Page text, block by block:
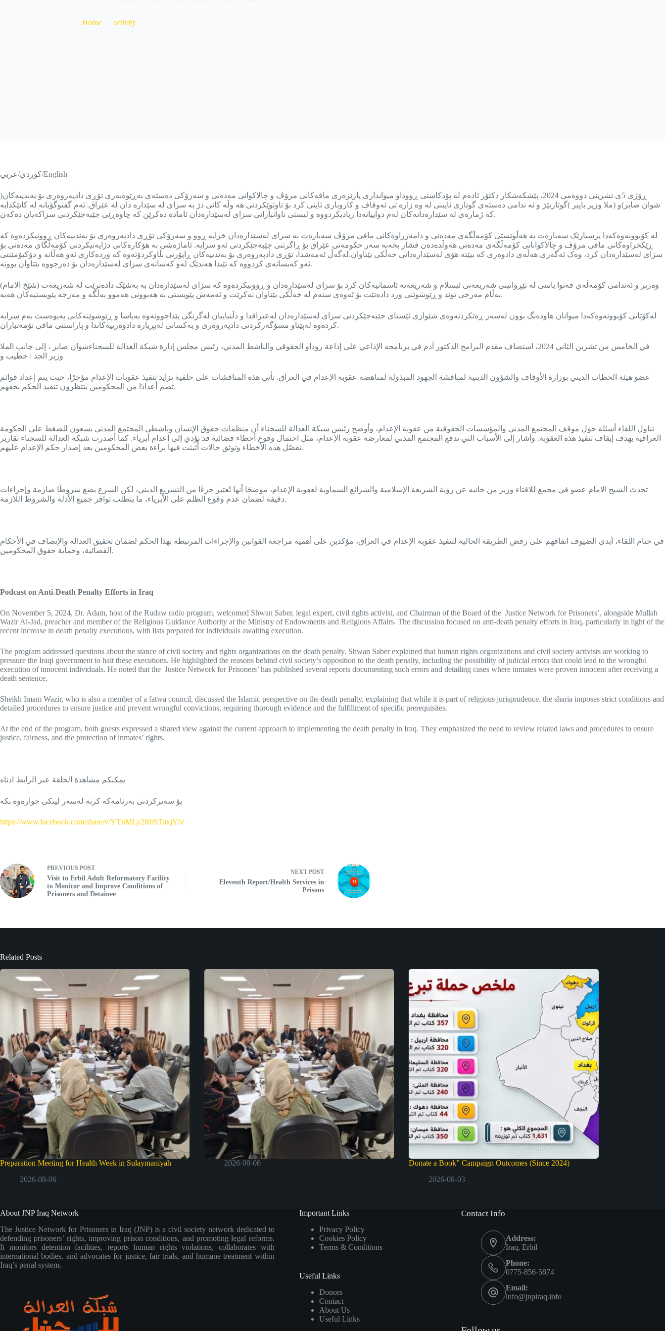
Home activity
كوردي/عربي/English
ڕۆژی 5ی تشرینی دووەمی 2024، پێشکەشکار دکتۆر ئادەم لە پۆدکاستی ڕووداو میوانداری پارێزەری مافەکانی مرۆڤ و چالاکوانی مەدەنی و سەرۆکی دەستەی بەڕێوەبەری تۆڕی دادپەروەری بۆ بەندییەکان(
شوان صابر)و (ملا وزیر باپیر )گوتاربێژ و ئه ندامی دەستەی گوتاری ئایینی له وه زاره تی ئەوقاف و کاروباری ئاینی کرد بۆ تاوتوێکردنی هه وڵه کانی دژ به سزای له سێداره دان له عێراق. ئەم گفتوگۆیانە لە کاتێکدایە
کە ژمارەی لە سێدارەدانەکان لەم دواییانەدا زیادیکردووە و لیستی تاوانبارانی سزای لەسێدارەدان ئامادە دەکرێن کە چاوەڕێی جێبەجێکردنی سزاکەیان دەکەن.
لە کۆبوونەوەکەدا پرسیارێک سەبارەت بە هەڵوێستی کۆمەڵگەی مەدەنی و دامەزراوەکانی مافی مرۆڤ سەبارەت بە سزای لەسێدارەدان خرایە ڕوو و سەرۆکی تۆڕی دادپەروەری بۆ بەندییەکان ڕوونیکردەوە کە
ڕێکخراوەکانی مافی مرۆڤ و چالاکوانانی کۆمەڵگەی مەدەنی هەوڵدەدەن فشار بخەنە سەر حکومەتی عێراق بۆ ڕاگرتنی جێبەجێکردنی ئەو سزایە. ئاماژەشی بە هۆکارەکانی دژایەتیکردنی کۆمەڵگای مەدەنی بۆ
سزای لەسێدارەدان کرد، وەک ئەگەری هەڵەی دادوەری کە ببێتە هۆی لەسێدارەدانی خەڵکی بێتاوان.لەگەڵ ئەمەشدا، تۆڕی دادپەروەری بۆ بەندییەکان ڕاپۆرتی بڵاوکردۆتەوە کە وردەکاری ئەو هەڵانە و دۆکیۆمێنتی
ئەو کەیسانەی کردووە کە تێیدا هەندێک لەو کەسانەی سزای لەسێدارەدان بۆ دەرچووە بێتاوان بوونە.
(شێخ الامام) وەزیر و ئەندامی کۆمەڵەی فەتوا باسی لە تێڕوانینی شەریعەتی ئیسلام و شەریعەتە ئاسمانیەکان کرد بۆ سزای لەسێدارەدان و ڕوونیکردەوە کە سزای لەسێدارەدان بە بەشێک دادەنرێت لە شەریعەت
بەڵام مەرجی توند و ڕێوشوێنی ورد دادەنێت بۆ ئەوەی ستەم لە خەڵکی بێتاوان نەکرێت و ئەمەش پێویستی بە هەبوونی هەموو بەڵگە و مەرجە پێویستیەکان هەیە.
لەکۆتایی کۆبوونەوەکەدا میوانان هاودەنگ بوون لەسەر ڕەتکردنەوەی شێوازی ئێستای جێبەجێکردنی سزای لەسێدارەدان لەعیراقدا و دڵنیاییان لەگرنگی پێداچوونەوە بەیاسا و ڕێوشوێنەکانی پەیوەست بەم سزایە
کردەوە لەپێناو مسۆگەرکردنی دادپەروەری و یەکسانی لەبڕیارە دادوەرییەکاندا و پاراستنی مافی تۆمەتباران.
في الخامس من تشرين الثاني 2024، استضاف مقدم البرامج الدكتور آدم في برنامجه الإذاعي على إذاعة روداو الحقوقي والناشط المدني، رئيس مجلس إدارة شبكة العدالة للسجناءشوان صابر ، إلى جانب الملا
وزير الجد : خطیب و
عضو هيئة الخطاب الديني بوزارة الأوقاف والشؤون الدينية لمناقشة الجهود المبذولة لمناهضة عقوبة الإعدام في العراق. تأتي هذه المناقشات على خلفية تزايد تنفيذ عقوبات الإعدام مؤخرًا، حيث يتم إعداد قوائم
تضم أعدادًا من المحكومين ينتظرون تنفيذ الحكم بحقهم.
تناول اللقاء أسئلة حول موقف المجتمع المدني والمؤسسات الحقوقية من عقوبة الإعدام، وأوضح رئيس شبكة العدالة للسجناء أن منظمات حقوق الإنسان وناشطي المجتمع المدني يسعون للضغط على الحكومة
العراقية بهدف إيقاف تنفيذ هذه العقوبة. وأشار إلى الأسباب التي تدفع المجتمع المدني لمعارضة عقوبة الإعدام، مثل احتمال وقوع أخطاء قضائية قد تؤدي إلى إعدام أبرياء. كما أصدرت شبكة العدالة للسجناء تقارير
تفصّل هذه الأخطاء وتوثق حالات أُثبتت فيها براءة بعض المحكومين بعد إصدار حكم الإعدام عليهم.
تحدث الشيخ الامام عضو في مجمع للافتاء وزير من جانبه عن رؤية الشريعة الإسلامية والشرائع السماوية لعقوبة الإعدام، موضحًا أنها تُعتبر جزءًا من التشريع الديني، لكن الشرع يضع شروطًا صارمة وإجراءات
دقيقة لضمان عدم وقوع الظلم على الأبرياء، ما يتطلب توافر جميع الأدلة والشروط اللازمة.
في ختام اللقاء، أبدى الضيوف اتفاقهم على رفض الطريقة الحالية لتنفيذ عقوبة الإعدام في العراق، مؤكدين على أهمية مراجعة القوانين والإجراءات المرتبطة بهذا الحكم لضمان تحقيق العدالة والإنصاف في الأحكام
القضائية، وحماية حقوق المحكومين.
Podcast on Anti-Death Penalty Efforts in Iraq
On November 5, 2024, Dr. Adam, host of the Rudaw radio program, welcomed Shwan Saber, legal expert, civil rights activist, and Chairman of the Board of the Justice Network for Prisoners’, alongside Mullah
Wazir Al-Jad, preacher and member of the Religious Guidance Authority at the Ministry of Endowments and Religious Affairs. The discussion focused on anti-death penalty efforts in Iraq, particularly in light of the
recent increase in death penalty executions, with lists prepared for individuals awaiting execution.
The program addressed questions about the stance of civil society and rights organizations on the death penalty. Shwan Saber explained that human rights organizations and civil society activists are working to
pressure the Iraqi government to halt these executions. He highlighted the reasons behind civil society’s opposition to the death penalty, including the possibility of judicial errors that could lead to the wrongful
execution of innocent individuals. He noted that the Justice Network for Prisoners’ has published several reports documenting such errors and detailing cases where inmates were proven innocent after receiving a
death sentence.
Sheikh Imam Wazir, who is also a member of a fatwa council, discussed the Islamic perspective on the death penalty, explaining that while it is part of religious jurisprudence, the sharia imposes strict conditions and
detailed procedures to ensure justice and prevent wrongful convictions, requiring thorough evidence and the fulfillment of specific prerequisites.
At the end of the program, both guests expressed a shared view against the current approach to implementing the death penalty in Iraq. They emphasized the need to review related laws and procedures to ensure
justice, fairness, and the protection of inmates’ rights.
يمكنكم مشاهدة الحلقة عبر الرابط ادناه
بۆ سەیرکردنی بەرنامەکە کرتە لەسەر لینکی خوارەوە بکە
https://www.facebook.com/share/v/YTnMLy2Rh9TuxjYb/
PREVIOUS POST
Visit to Erbil Adult Reformatory Facility
to Monitor and Improve Conditions of
Prisoners and Detainee
NEXT POST
Eleventh Report/Health Services in
Prisons
Related Posts
Preparation Meeting for Health Week in Sulaymaniyah
2026-08-06
2026-08-06
Donate a Book” Campaign Outcomes (Since 2024)
2026-08-03
About JNP Iraq Network
The Justice Network for Prisoners in Iraq (JNP) is a civil society network dedicated to
defending prisoners’ rights, improving prison conditions, and promoting legal reforms.
It monitors detention facilities, reports human rights violations, collaborates with
international bodies, and advocates for justice, fair trials, and humane treatment within
Iraq’s penal system.
Important Links
Privacy Policy
Cookies Policy
Terms & Conditions
Useful Links
Donors
Contact
About Us
Useful Links
Contact Info
Address:
Iraq, Erbil
Phone:
0775-856-5874
Email:
info@jnpiraq.info